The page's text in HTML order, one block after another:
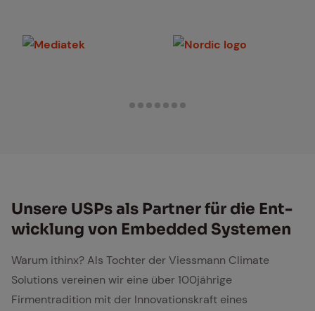
Un­se­re USPs als Part­ner für die Ent­
wick­lung von Em­bed­ded Sys­te­men
Warum ithinx? Als Tochter der Viessmann Climate
Solutions vereinen wir eine über 100jährige
Firmentradition mit der Innovationskraft eines